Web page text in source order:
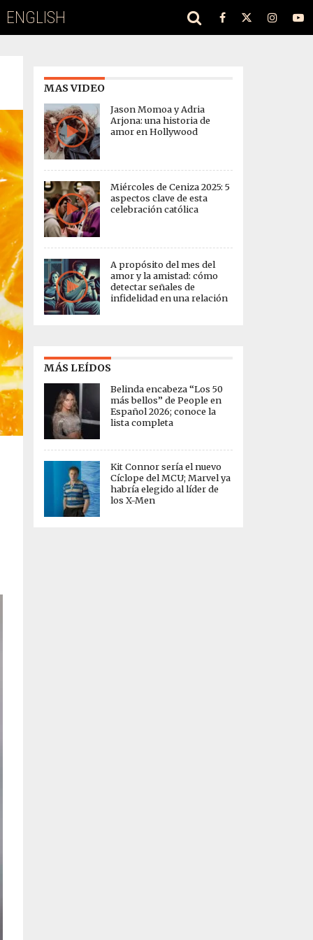
ENGLISH
MAS VIDEO
Jason Momoa y Adria
Arjona: una historia de
amor en Hollywood
Miércoles de Ceniza 2025: 5
aspectos clave de esta
celebración católica
A propósito del mes del
amor y la amistad: cómo
detectar señales de
infidelidad en una relación
MÁS LEÍDOS
Belinda encabeza “Los 50
más bellos” de People en
Español 2026; conoce la
lista completa
Kit Connor sería el nuevo
Cíclope del MCU; Marvel ya
habría elegido al líder de
los X-Men